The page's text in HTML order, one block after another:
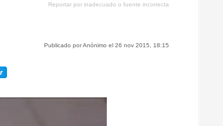
tumblrGoogle+
meneame
Reportar por inadecuado o fuente incorrecta
Publicado por Anónimo el 26 nov 2015, 18:15